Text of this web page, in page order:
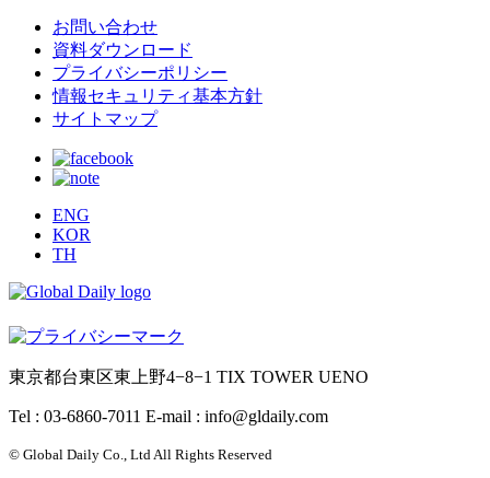
お問い合わせ
資料ダウンロード
プライバシーポリシー
情報セキュリティ基本方針
サイトマップ
ENG
KOR
TH
東京都台東区東上野4−8−1 TIX TOWER UENO
Tel : 03-6860-7011 E-mail : info@gldaily.com
© Global Daily Co., Ltd All Rights Reserved